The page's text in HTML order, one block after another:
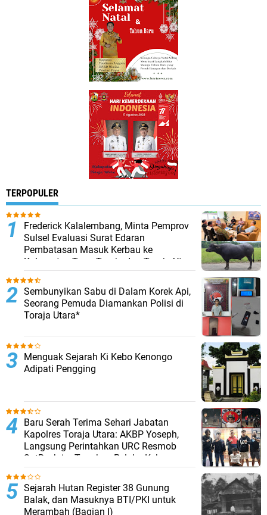
TERPOPULER
Frederick Kalalembang, Minta Pemprov
Sulsel Evaluasi Surat Edaran
Pembatasan Masuk Kerbau ke
Kabupaten Tana Toraja dan Toraja Utara
Sembunyikan Sabu di Dalam Korek Api,
Seorang Pemuda Diamankan Polisi di
Toraja Utara*
Menguak Sejarah Ki Kebo Kenongo
Adipati Pengging
Baru Serah Terima Sehari Jabatan
Kapolres Toraja Utara: AKBP Yoseph,
Langsung Perintahkan URC Resmob
SatReskrim Tangkap Pelaku Kekerasan
Seksual Anak Di Bawah Umur
Sejarah Hutan Register 38 Gunung
Balak, dan Masuknya BTI/PKI untuk
Merambah (Bagian I)